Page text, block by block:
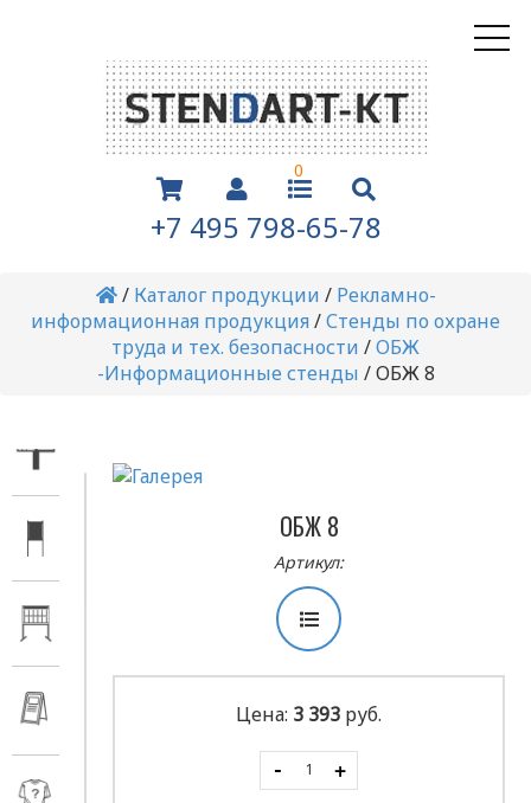
0
+7 495 798-65-78
/ Каталог продукции / Рекламно-
информационная продукция/Стенды по охране
труда и тех. безопасности /ОБЖ
-Информационные стенды /ОБЖ 8
ОБЖ 8
Артикул:
Цена: 3 393 руб.